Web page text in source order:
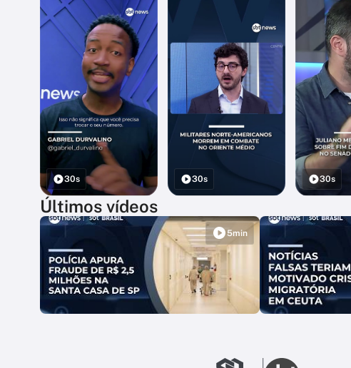
30s 30s 30s
Últimos vídeos
5min